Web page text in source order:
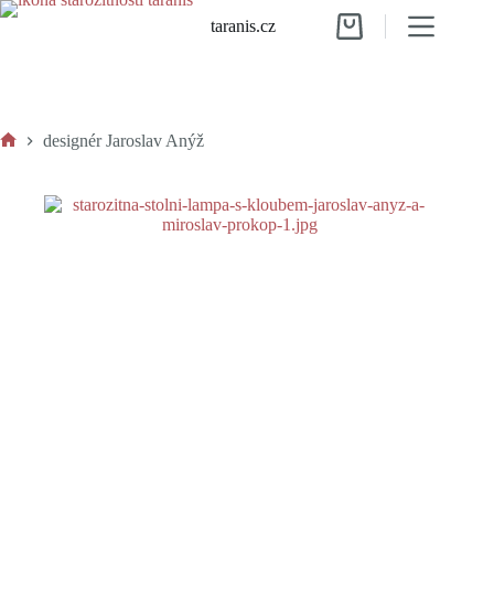
Skip
taranis.cz
Shopping
designér Jaroslav Anýž